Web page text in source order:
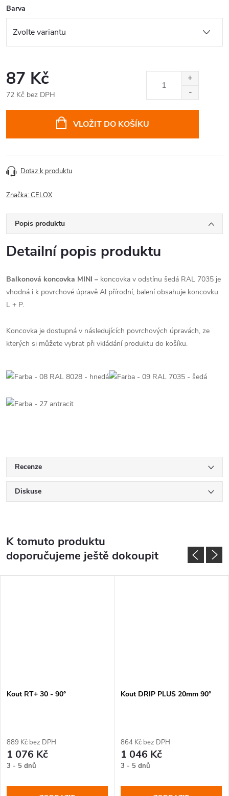
Barva
87 Kč
72 Kč bez DPH
VLOŽIT DO KOŠÍKU
Dotaz k produktu
Značka:CELOX
Popis produktu
Detailní popis produktu
Balkonová koncovka MINI – koncovka v odstínu šedá RAL 7035 je
vhodná i k povrchové úpravě Al přírodní, balení obsahuje koncovku
L + P.
Koncovka je dostupná v následujících povrchových úpravách, ze
kterých si můžete vybrat při vkládání produktu do košíku.
Recenze
Diskuse
K tomuto produktu
doporučujeme ještě dokoupit
Kout RT+ 30 - 90°
889 Kč bez DPH
1 076 Kč
3 - 5 dnů
Kout DRIP PLUS 20mm 90°
864 Kč bez DPH
1 046 Kč
3 - 5 dnů